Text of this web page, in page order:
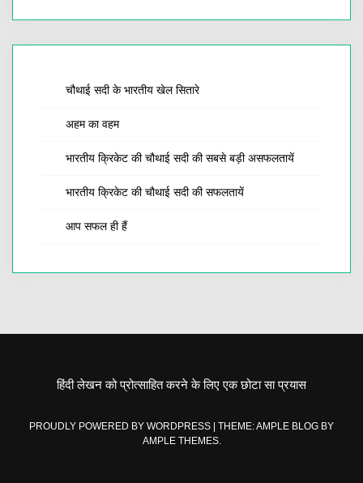
चौथाई सदी के भारतीय खेल सितारे
अहम का वहम
भारतीय क्रिकेट की चौथाई सदी की सबसे बड़ी असफलतायें
भारतीय क्रिकेट की चौथाई सदी की सफलतायें
आप सफल ही हैं
हिंदी लेखन को प्रोत्साहित करने के लिए एक छोटा सा प्रयास
PROUDLY POWERED BY WORDPRESS
THEME: AMPLE BLOG BY
AMPLE THEMES.